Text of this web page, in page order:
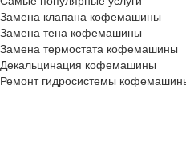
Замена клапана кофемашины
Замена тена кофемашины
Замена термостата кофемашины
Декальцинация кофемашины
Ремонт гидросистемы